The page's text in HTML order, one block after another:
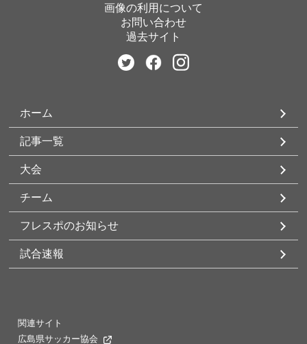
画像の利用について
お問い合わせ
過去サイト
ホーム
記事一覧
大会
チーム
フレスポのお知らせ
試合速報
関連サイト
広島県サッカー協会